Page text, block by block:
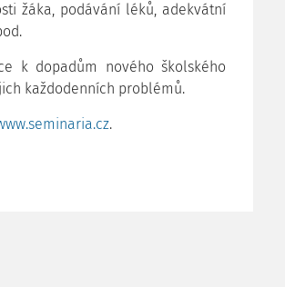
žáka, podávání léků, adekvátní
k dopadům nového školského
každodenních problémů.
.